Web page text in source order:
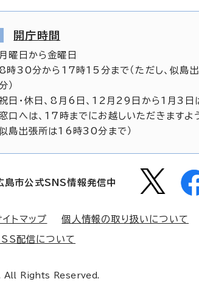
開庁時間
月曜日から金曜日
8時30分から17時15分まで（ただし、似島
）
日・休日、8月6日、12月29日から1月3日
口へは、17時までにお越しいただきますよう
島出張所は16時30分まで）
島市公式SNS情報発信中
イトマップ 個人情報の取り扱いについて
配信について
Rights Reserved.